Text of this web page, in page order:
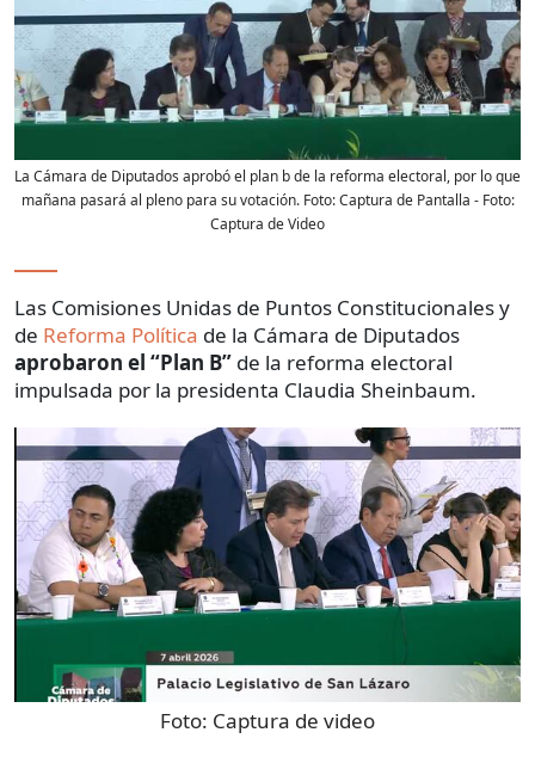
La Cámara de Diputados aprobó el plan b de la reforma electoral, por lo que
mañana pasará al pleno para su votación. Foto: Captura de Pantalla - Foto:
Captura de Video
Las Comisiones Unidas de Puntos Constitucionales y
de Reforma Política de la Cámara de Diputados
aprobaron el “Plan B” de la reforma electoral
impulsada por la presidenta Claudia Sheinbaum.
Foto: Captura de video